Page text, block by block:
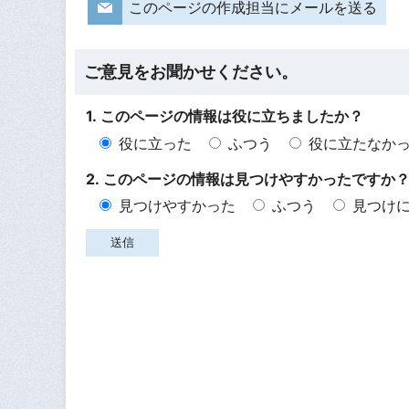
このページの作成担当にメールを送る
ご意見をお聞かせください。
1. このページの情報は役に立ちましたか？
役に立った
ふつう
役に立たなか
2. このページの情報は見つけやすかったですか？
見つけやすかった
ふつう 見つけ